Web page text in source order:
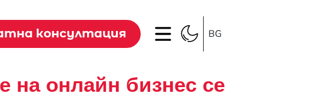
консултация BG
на онлайн бизнес се